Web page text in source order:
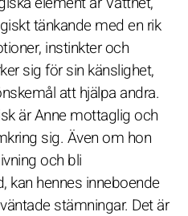
tänkande med en rik
instinkter och
sig för sin känslighet,
att hjälpa andra.
är Anne mottaglig och
sig. Även om hon
och bli
kan hennes inneboende
stämningar. Det är